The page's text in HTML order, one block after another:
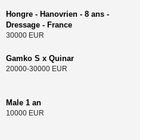
Hongre - Hanovrien - 8 ans -
Dressage - France
30000 EUR
Gamko S x Quinar
20000-30000 EUR
Male 1 an
10000 EUR